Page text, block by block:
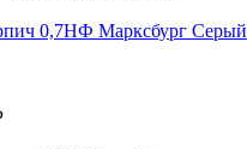
0,7НФ Марксбург Серый